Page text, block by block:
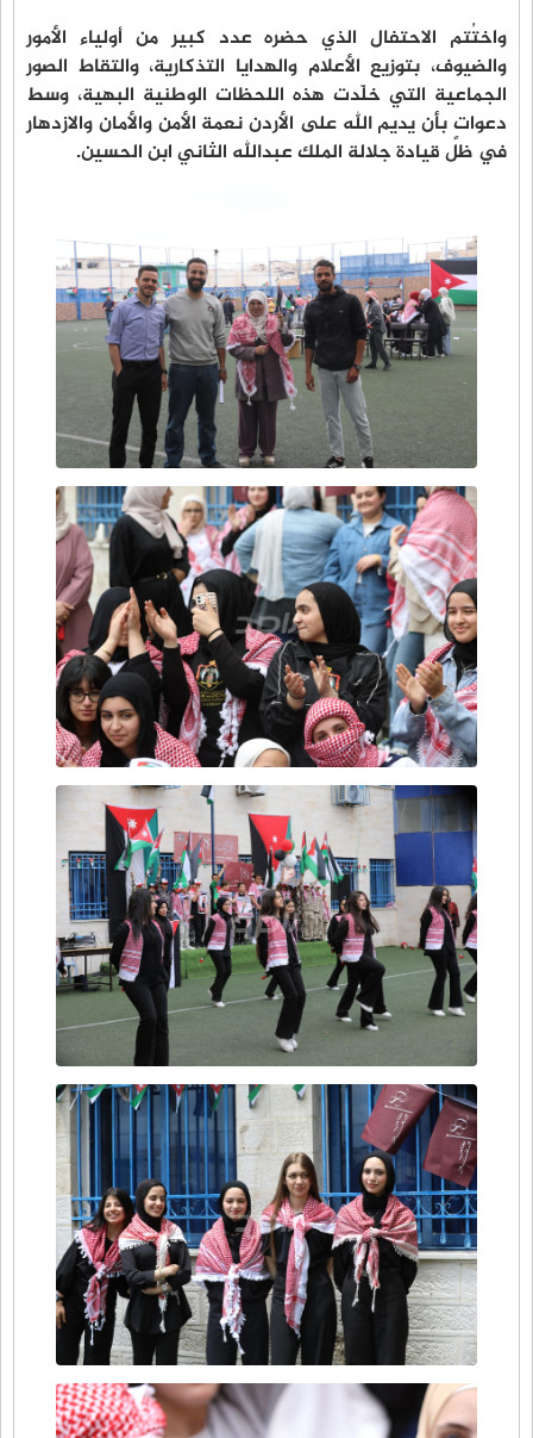
واختُتم الاحتفال الذي حضره عدد كبير من أولياء الأمور
والضيوف، بتوزيع الأعلام والهدايا التذكارية، والتقاط الصور
الجماعية التي خلّدت هذه اللحظات الوطنية البهية، وسط
دعواتٍ بأن يديم الله على الأردن نعمة الأمن والأمان والازدهار
في ظل قيادة جلالة الملك عبدالله الثاني ابن الحسين.